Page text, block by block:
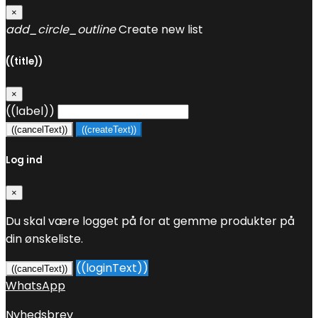
×
add_circle_outlineCreate new list
((title))
×
((label))
((cancelText)) ((createText))
Log ind
×
Du skal være logget på for at gemme produkter på
din ønskeliste.
((cancelText))
((loginText))
WhatsApp